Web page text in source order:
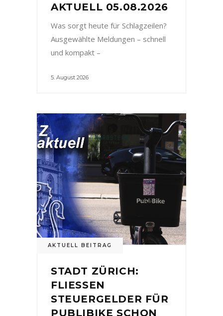
AKTUELL 05.08.2026
Was sorgt heute für Schlagzeilen?
Ausgewählte Meldungen – schnell
und kompakt –
5. August 2026
AKTUELL BEITRAG
STADT ZÜRICH:
FLIESSEN
STEUERGELDER FÜR
PUBLIBIKE SCHON